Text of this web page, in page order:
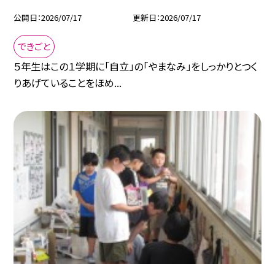
公開日 2026/07/17 更新日 2026/07/17
できごと
５年生はこの１学期に「自立」の「やまなみ」をしっかりとつく
りあげていることをほめ...